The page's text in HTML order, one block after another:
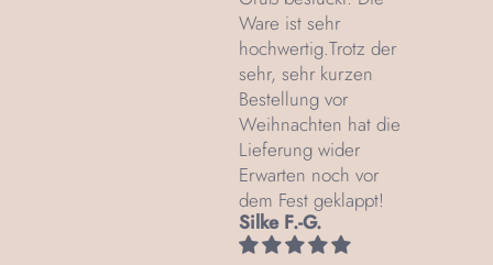
Ware ist sehr
hochwertig.Trotz der
sehr, sehr kurzen
Bestellung vor
Weihnachten hat die
Lieferung wider
Erwarten noch vor
dem Fest geklappt!
Silke F.-G.